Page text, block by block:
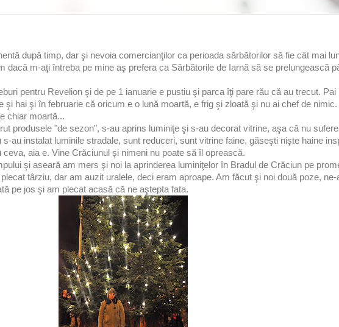
după timp, dar şi nevoia comercianţilor ca perioada sărbătorilor să fie cât mai
dacă m-aţi întreba pe mine aş prefera ca Sărbătorile de Iarnă să se prelungească
pentru Revelion şi de pe 1 ianuarie e pustiu şi parca îţi pare rău că au trecut. Pai
şi hai şi în februarie că oricum e o lună moartă, e frig şi zloată şi nu ai chef de
chiar moartă...
produsele "de sezon", s-au aprins luminiţe şi s-au decorat vitrine, aşa că nu
au instalat luminile stradale, sunt reduceri, sunt vitrine faine, găseşti nişte haine
aia e. Vine Crăciunul şi nimeni nu poate să îl oprească.
şi aseară am mers şi noi la aprinderea luminiţelor în Bradul de Crăciun pe
târziu, dar am auzit uralele, deci eram aproape. Am făcut şi noi două poze,
pe jos şi am plecat acasă că ne aştepta fata.